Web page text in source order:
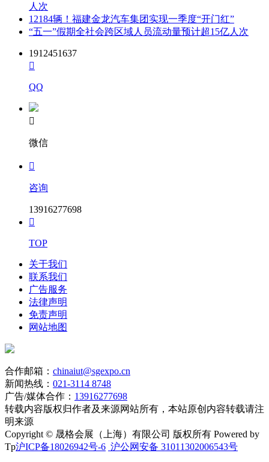
人次
12184辆！福建金龙汽车集团实现一季度“开门红”
“五一”假期全社会跨区域人员流动量预计超15亿人次
1912451637

QQ

微信

咨询
13916277698

TOP
关于我们
联系我们
广告服务
法律声明
免责声明
网站地图
合作邮箱： chinaiut@sgexpo.cn
新闻热线： 021-3114 8748
广告/媒体合作： 13916277698
转载内容版权归作者及来源网站所有，本站原创内容转载请注
明来源
Copyright © 晟格会展（上海）有限公司 版权所有 Powered by
Tp沪ICP备18026942号-6 沪公网安备 31011302006543号